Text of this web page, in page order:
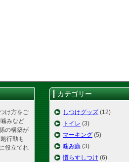
け方をご
みなど
の構築が
行動も
役立てれ
カテゴリー
しつけグッズ (12)
トイレ (3)
マーキング (5)
噛み癖 (3)
慣らすしつけ (6)